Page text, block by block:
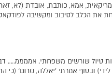
אמא, כותבת, אובדת (לא,
את הכלב לסיבוב ומקשיבה
טיול שורשים משפחתי. אממממ…..
ובסוף אמרתי ׳יאללה, נזרום׳